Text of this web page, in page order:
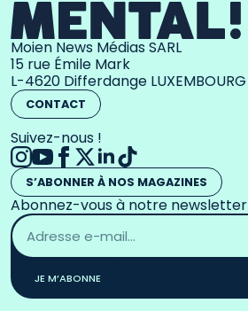
Moien News Médias SARL
15 rue Émile Mark
L-4620 Differdange LUXEMBOURG
CONTACT
Suivez-nous !
S’ABONNER À NOS MAGAZINES
Abonnez-vous à notre newsletter
Adresse
email
*
JE M’ABONNE